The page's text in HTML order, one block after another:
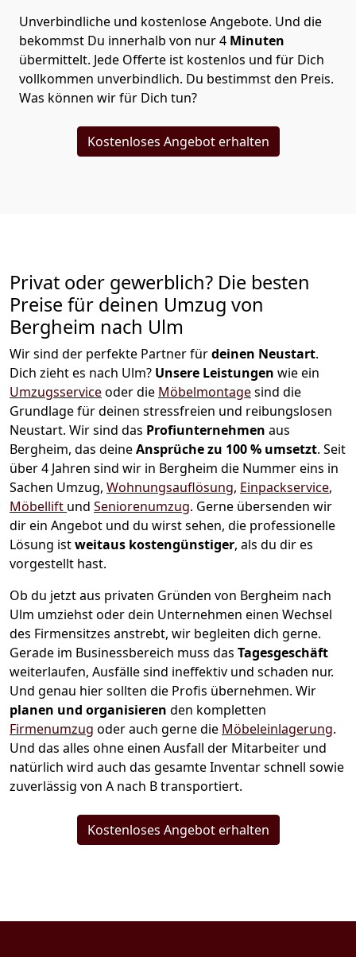
Unverbindliche und kostenlose Angebote. Und die
bekommst Du innerhalb von nur4 Minuten
übermittelt. Jede Offerte ist kostenlos und für Dich
vollkommen unverbindlich. Du bestimmst den Preis.
Was können wir für Dich tun?
Kostenloses Angebot erhalten
Privat oder gewerblich? Die besten
Preise für deinen Umzug von
Bergheim nach Ulm
Wir sind der perfekte Partner fürdeinen Neustart.
Dich zieht es nach Ulm? Unsere Leistungen wie ein
Umzugsserviceoder die Möbelmontagesind die
Grundlage für deinen stressfreien und reibungslosen
Neustart. Wir sind das Profiunternehmen aus
Bergheim, das deineAnsprüche zu 100 % umsetzt. Seit
über 4 Jahren sind wir in Bergheim die Nummer eins in
Sachen Umzug, Wohnungsauflösung, Einpackservice,
Möbellift und Seniorenumzug. Gerne übersenden wir
dir ein Angebot und du wirst sehen, die professionelle
Lösung istweitaus kostengünstiger, als du dir es
vorgestellt hast.
Ob du jetzt aus privaten Gründen von Bergheim nach
Ulm umziehst oder dein Unternehmen einen Wechsel
des Firmensitzes anstrebt, wir begleiten dich gerne.
Gerade im Businessbereich muss das Tagesgeschäft
weiterlaufen, Ausfälle sind ineffektiv und schaden nur.
Und genau hier sollten die Profis übernehmen. Wir
planen und organisieren den kompletten
Firmenumzug oder auch gerne die Möbeleinlagerung.
Und das alles ohne einen Ausfall der Mitarbeiter und
natürlich wird auch das gesamte Inventar schnell sowie
zuverlässig von A nach B transportiert.
Kostenloses Angebot erhalten